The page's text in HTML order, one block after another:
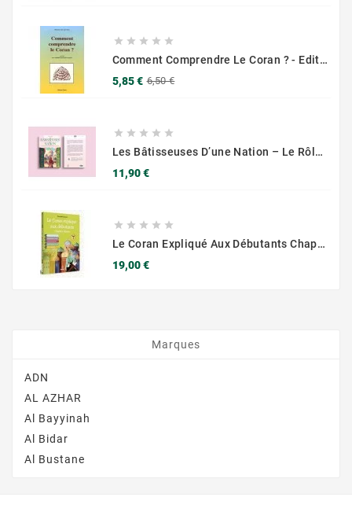
    
Comment Comprendre Le Coran ? - Editions Chama Al Azhar
5,85 € 6,50 €
    
Les Bâtisseuses D’une Nation – Le Rôle Des Femmes Musulmanes – Muslim City
11,90 €Prix
    
Le Coran Expliqué Aux Débutants Chapitre AMMA 1 - Maison Ennour
19,00 €Prix
Marques
ADN
AL AZHAR
Al Bayyinah
Al Bidar
Al Bustane